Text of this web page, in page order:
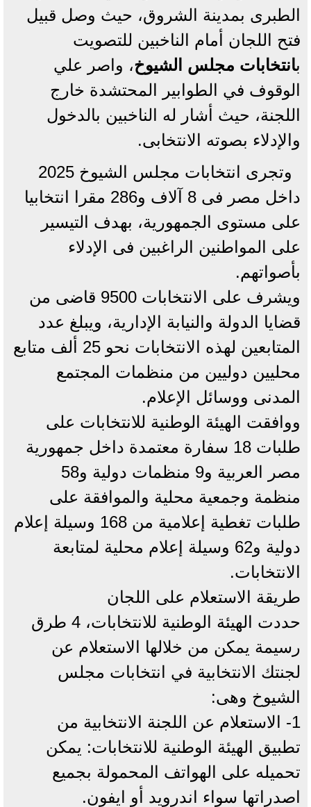
الطبرى بمدينة الشروق، حيث وصل قبيل
فتح اللجان أمام الناخبين للتصويت
بانتخابات مجلس الشيوخ، واصر علي
الوقوف في الطوابير المحتشدة خارج
اللجنة، حيث أشار له الناخبين بالدخول
والإدلاء بصوته الانتخابى.
وتجرى انتخابات مجلس الشيوخ 2025
داخل مصر فى 8 آلاف و286 مقرا انتخابيا
على مستوى الجمهورية، بهدف التيسير
على المواطنين الراغبين فى الإدلاء
بأصواتهم.
ويشرف على الانتخابات 9500 قاضى من
قضايا الدولة والنيابة الإدارية، ويبلغ عدد
المتابعين لهذه الانتخابات نحو 25 ألف متابع
محليين دوليين من منظمات المجتمع
المدنى ووسائل الإعلام.
ووافقت الهيئة الوطنية للانتخابات على
طلبات 18 سفارة معتمدة داخل جمهورية
مصر العربية و9 منظمات دولية و58
منظمة وجمعية محلية والموافقة على
طلبات تغطية إعلامية من 168 وسيلة إعلام
دولية و62 وسيلة إعلام محلية لمتابعة
الانتخابات.
طريقة الاستعلام على اللجان
حددت الهيئة الوطنية للانتخابات، 4 طرق
رسيمة يمكن من خلالها الاستعلام عن
لجنتك الانتخابية في انتخابات مجلس
الشيوخ وهى:
1- الاستعلام عن اللجنة الانتخابية من
تطبيق الهيئة الوطنية للانتخابات: يمكن
تحميله على الهواتف المحمولة بجميع
اصدراتها سواء اندرويد أو ايفون.